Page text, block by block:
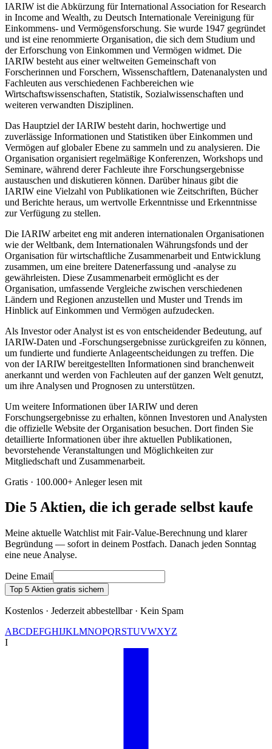
IARIW ist die Abkürzung für International Association for Research
in Income and Wealth, zu Deutsch Internationale Vereinigung für
Einkommens- und Vermögensforschung. Sie wurde 1947 gegründet
und ist eine renommierte Organisation, die sich dem Studium und
der Erforschung von Einkommen und Vermögen widmet. Die
IARIW besteht aus einer weltweiten Gemeinschaft von
Forscherinnen und Forschern, Wissenschaftlern, Datenanalysten und
Fachleuten aus verschiedenen Fachbereichen wie
Wirtschaftswissenschaften, Statistik, Sozialwissenschaften und
weiteren verwandten Disziplinen.
Das Hauptziel der IARIW besteht darin, hochwertige und
zuverlässige Informationen und Statistiken über Einkommen und
Vermögen auf globaler Ebene zu sammeln und zu analysieren. Die
Organisation organisiert regelmäßige Konferenzen, Workshops und
Seminare, während derer Fachleute ihre Forschungsergebnisse
austauschen und diskutieren können. Darüber hinaus gibt die
IARIW eine Vielzahl von Publikationen wie Zeitschriften, Bücher
und Berichte heraus, um wertvolle Erkenntnisse und Erkenntnisse
zur Verfügung zu stellen.
Die IARIW arbeitet eng mit anderen internationalen Organisationen
wie der Weltbank, dem Internationalen Währungsfonds und der
Organisation für wirtschaftliche Zusammenarbeit und Entwicklung
zusammen, um eine breitere Datenerfassung und -analyse zu
gewährleisten. Diese Zusammenarbeit ermöglicht es der
Organisation, umfassende Vergleiche zwischen verschiedenen
Ländern und Regionen anzustellen und Muster und Trends im
Hinblick auf Einkommen und Vermögen aufzudecken.
Als Investor oder Analyst ist es von entscheidender Bedeutung, auf
IARIW-Daten und -Forschungsergebnisse zurückgreifen zu können,
um fundierte und fundierte Anlageentscheidungen zu treffen. Die
von der IARIW bereitgestellten Informationen sind branchenweit
anerkannt und werden von Fachleuten auf der ganzen Welt genutzt,
um ihre Analysen und Prognosen zu unterstützen.
Um weitere Informationen über IARIW und deren
Forschungsergebnisse zu erhalten, können Investoren und Analysten
die offizielle Website der Organisation besuchen. Dort finden Sie
detaillierte Informationen über ihre aktuellen Publikationen,
bevorstehende Veranstaltungen und Möglichkeiten zur
Mitgliedschaft und Zusammenarbeit.
Gratis · 100.000+ Anleger lesen mit
Die 5 Aktien, die ich gerade selbst kaufe
Meine aktuelle Watchlist mit Fair-Value-Berechnung und klarer
Begründung — sofort in deinem Postfach. Danach jeden Sonntag
eine neue Analyse.
Deine Email
Top 5 Aktien gratis sichern
Kostenlos · Jederzeit abbestellbar · Kein Spam
ABCDEFGHIJKLMNOPQRSTUVWXYZ
I